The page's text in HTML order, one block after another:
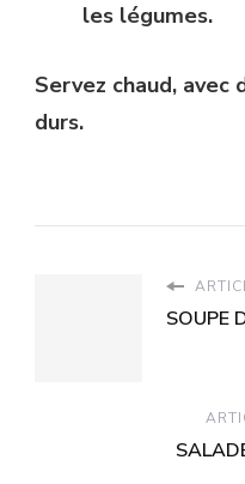
les légumes.
Servez chaud,
durs.
SOUPE